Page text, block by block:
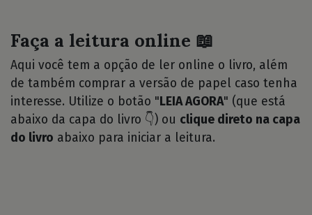
Faça a leitura online 📖
Aqui você tem a opção de ler online o livro, além
de também comprar a versão de papel caso tenha
interesse. Utilize o botão " LEIA AGORA" (que está
abaixo da capa do livro 👇) ou clique direto na capa
do livro abaixo para iniciar a leitura.